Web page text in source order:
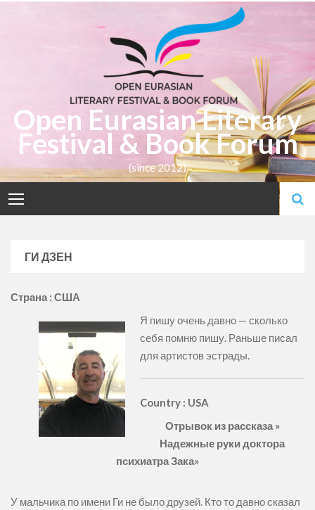
Open Eurasian Literary
Festival & Book Forum
(since 2012)
ГИ ДЗЕН
Страна : США
Я пишу очень давно — сколько
себя помню пишу. Раньше писал
для артистов эстрады.
Country : USA
Отрывок из рассказа »
Надежные руки доктора
психиатра Зака»
У мальчика по имени Ги не было друзей. Кто то давно сказал